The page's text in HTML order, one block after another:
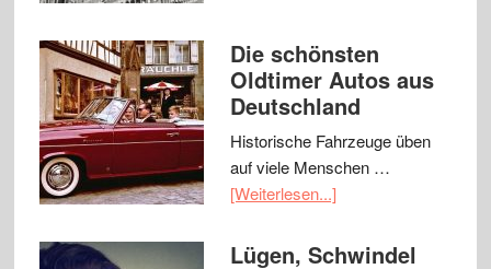
Die schönsten
Oldtimer Autos aus
Deutschland
Historische Fahrzeuge üben
auf viele Menschen …
[Weiterlesen...]
Lügen, Schwindel